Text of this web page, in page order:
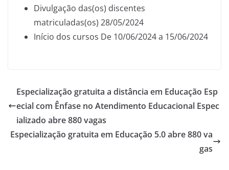
Divulgação das(os) discentes
matriculadas(os) 28/05/2024
Início dos cursos De 10/06/2024 a 15/06/2024
Especialização gratuita a distância em Educação Esp
ecial com Ênfase no Atendimento Educacional Espec
ializado abre 880 vagas
Especialização gratuita em Educação 5.0 abre 880 va
gas